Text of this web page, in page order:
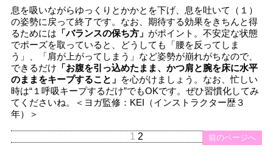
息を吸いながらゆっくりとかかとを下げ、息を吐いて（１）
の姿勢に戻って終了です。なお、期待する効果をきちんと得
るためには 「バランスの保ち方」 がポイント。不安定な状態
でポーズを取っていると、どうしても「腰を反ってしま
う」、「肩が上がってしまう」など姿勢が崩れがちなので、
できるだけ 「お腹を引っ込めたまま、かつ肩と腕を床に水平
のままをキープすること」 を心がけましょう。なお、忙しい
時は“１呼吸キープするだけ”でもOKです。ぜひ習慣化してみ
てくださいね。＜ヨガ監修：KEI（インストラクター歴３
年）＞
前のページへ
1 2